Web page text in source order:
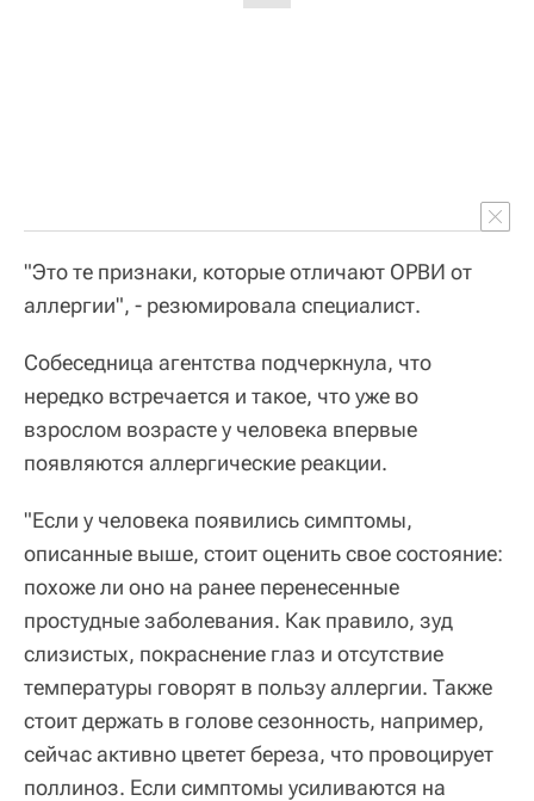
"Это те признаки, которые отличают ОРВИ от
аллергии", - резюмировала специалист.
Собеседница агентства подчеркнула, что
нередко встречается и такое, что уже во
взрослом возрасте у человека впервые
появляются аллергические реакции.
"Если у человека появились симптомы,
описанные выше, стоит оценить свое состояние:
похоже ли оно на ранее перенесенные
простудные заболевания. Как правило, зуд
слизистых, покраснение глаз и отсутствие
температуры говорят в пользу аллергии. Также
стоит держать в голове сезонность, например,
сейчас активно цветет береза, что провоцирует
поллиноз. Если симптомы усиливаются на